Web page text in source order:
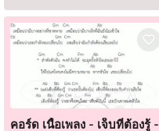
คอร์ด เนื้อเพลง - เจ็บที่ต้องรู้ -